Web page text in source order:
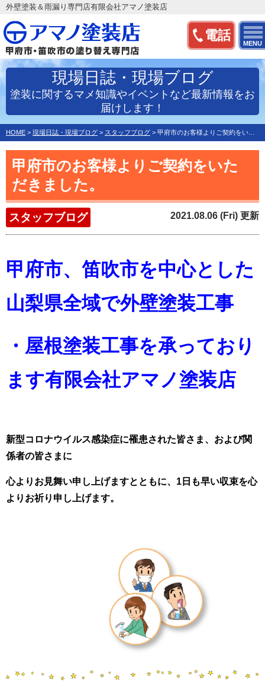
電話
MENU
外壁塗装＆雨漏り専門店有限会社アマノ塗装店
現場日誌・現場ブログ
塗装に関するマメ知識やイベントなど最新情報をお
届けします！
HOME > 現場日誌・現場ブログ > スタッフブログ > 甲府市のお客様よりご契約をいただきました。
甲府市のお客様よりご契約をいた
だきました。
スタッフブログ 2021.08.06 (Fri) 更新
甲府市、笛吹市を中心とした
山梨県全域で外壁塗装工事
・屋根塗装工事を承っており
ます有限会社アマノ塗装店
新型コロナウイルス感染症に罹患された皆さま、および関
係者の皆さまに
心よりお見舞い申し上げますとともに、1日も早い収束を心
よりお祈り申し上げます。